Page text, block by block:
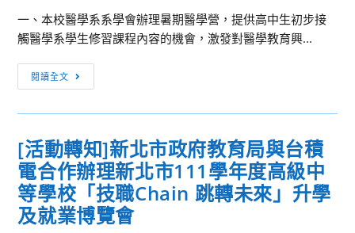
全
國
高
中
生
營」
管
理
學
「2023
元
智
商
管
一、本校醫學系系學會辦理暑期醫學營，提供高中生初步接
觸醫學系學生修習課程內容的機會，激發對醫學教育興...
閱讀全文
動
轉
長
庚
大
學
醫
[活動轉知]新北市政府教育局與台積
電合作辦理新北市111學年度高級中
等學校「技職Chain 跳轉未來」升學
及就業博覽會